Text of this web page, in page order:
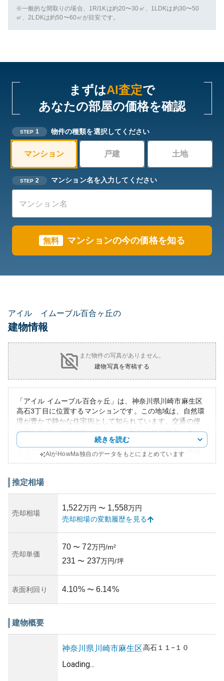
※一般的な間取りの場合、1R/1Kは約20〜30㎡、1LDKは約30〜50
㎡、2LDKは約50〜60㎡が目安です。
まずはAI査定で
あなたの部屋の価格を確認
STEP 1 物件の種類を選択してください
マンション 戸建 土地
STEP 2 マンション名を入力してください
無料 マンションの今の価格を知る
アイル イムーブル百合ヶ丘の
建物情報
まだ物件の写真がありません。
建物写真を寄稿する
「アイル イムーブル百合ヶ丘」は、神奈川県川崎市麻生区
高石3丁目に位置するマンションです。この地域は、自然環
境が豊かで静かな住宅街として知られています。交通の便
に関しては、小田急線「百合ヶ丘」駅から徒歩圏内にあ
り、都心へのアクセスも良好です。ファミリー層に人気の
エリアに立地しているため、周辺には学校、保育園、地域
「アイル イムーブル百合ヶ丘」の外観は手入れが行き届い
人気エリアであるため、中長期的な値下がりリスクは低め
ですが、市場状況には影響されます。管理状況によって
は、共用部分の美観や日常の維持状態が資産性に寄与しま
加えて、市場価値や賃料履歴も、購入・売却を検討する上
で重要な指標となります。また、所有リスクについては、
「アイル イムーブル百合ヶ丘」は、静かな住環境が魅力の
続きを読む
AIがHowMa独自のデータをもとにまとめています
推定相場
売却相場
1,522万円 〜 1,558万円
売却相場の変動履歴を見る
売却単価
70 〜 72万円/m²
231 〜 237万円/坪
表面利回り 4.10% 〜 6.14%
建物概要
神奈川県 川崎市麻生区高石１１−１０
Loading...